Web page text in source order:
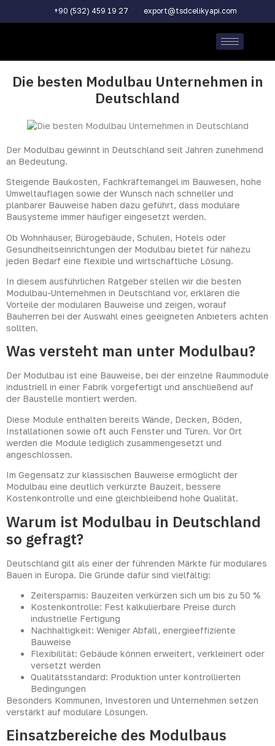
+90 (532) 459 19 27 export@tsdcelikyapi.com
Die besten Modulbau Unternehmen in
Deutschland
Der Modulbau gewinnt in Deutschland seit Jahren zunehmend
an Bedeutung.
Steigende Baukosten, Fachkräftemangel im Bauwesen, hohe
Umweltauflagen sowie der Wunsch nach schneller und
planbarer Bauweise haben dazu geführt, dass modulare
Bausysteme immer häufiger eingesetzt werden.
Ob Wohnhäuser, Bürogebäude, Schulen, Hotels oder
Gesundheitseinrichtungen der Modulbau bietet für nahezu
jeden Bedarf eine flexible und wirtschaftliche Lösung.
In diesem ausführlichen Ratgeber stellen wir die besten
Modulbau-Unternehmen in Deutschland vor, erklären die
Vorteile der modularen Bauweise und zeigen, worauf
Bauherren bei der Auswahl eines geeigneten Anbieters achten
sollten.
Was versteht man unter Modulbau?
Der Modulbau ist eine Bauweise, bei der einzelne Raummodule
industriell in einer Fabrik vorgefertigt und anschließend auf
der Baustelle montiert werden.
Diese Module enthalten bereits Wände, Decken, Böden,
Installationen sowie oft auch Fenster und Türen. Vor Ort
werden die Module lediglich zusammengesetzt und
angeschlossen.
Im Gegensatz zur klassischen Bauweise ermöglicht der
Modulbau eine deutlich verkürzte Bauzeit, bessere
Kostenkontrolle und eine gleichbleibend hohe Qualität.
Warum ist Modulbau in Deutschland
so gefragt?
Deutschland gilt als einer der führenden Märkte für modulares
Bauen in Europa. Die Gründe dafür sind vielfältig:
Zeitersparnis: Bauzeiten verkürzen sich um bis zu 50 %
Kostenkontrolle: Fest kalkulierbare Preise durch
industrielle Fertigung
Nachhaltigkeit: Weniger Abfall, energieeffiziente
Bauweise
Flexibilität: Gebäude können erweitert, verkleinert oder
versetzt werden
Qualitätsstandard: Produktion unter kontrollierten
Bedingungen
Besonders Kommunen, Investoren und Unternehmen setzen
verstärkt auf modulare Lösungen.
Einsatzbereiche des Modulbaus